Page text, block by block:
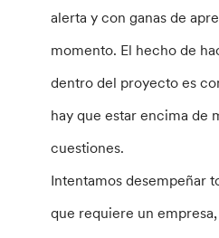
alerta y con ganas de
momento. El hecho de
dentro del proyecto es
hay que estar encima de
cuestiones.
Intentamos desempeñar
que requiere un